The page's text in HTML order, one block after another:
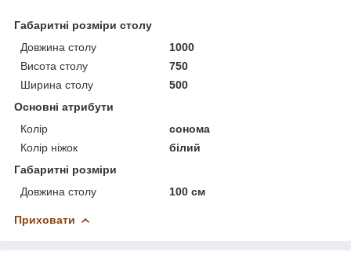
Габаритні розміри столу
Довжина столу
1000
Висота столу
750
Ширина столу
500
Основні атрибути
Колір
сонома
Колір ніжок
білий
Габаритні розміри
Довжина столу
100 см
Приховати